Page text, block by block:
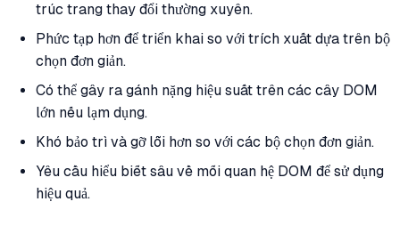
trúc trang thay đổi thường xuyên.
Phức tạp hơn để triển khai so với trích xuất dựa trên bộ
chọn đơn giản.
Có thể gây ra gánh nặng hiệu suất trên các cây DOM
lớn nếu lạm dụng.
Khó bảo trì và gỡ lỗi hơn so với các bộ chọn đơn giản.
Yêu cầu hiểu biết sâu về mối quan hệ DOM để sử dụng
hiệu quả.